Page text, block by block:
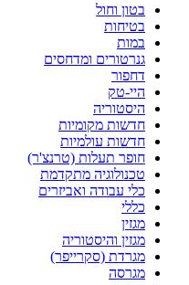
בטון וחול
בטיחות
במות
גנרטורים ומדחסים
דחפור
היי-טק
היסטוריה
חדשות מקומיות
חדשות עולמיות
חופר תעלות (טרנצ'ר)
טכנולוגיה מתקדמת
כלי עבודה ואביזרים
כללי
מגזין
מגזין והיסטוריה
מגרדת (סקרייפר)
מגרסה